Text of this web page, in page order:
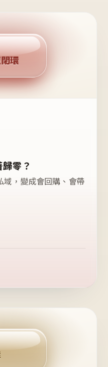
公域流量
利
環
零？
，變成會回購、會帶